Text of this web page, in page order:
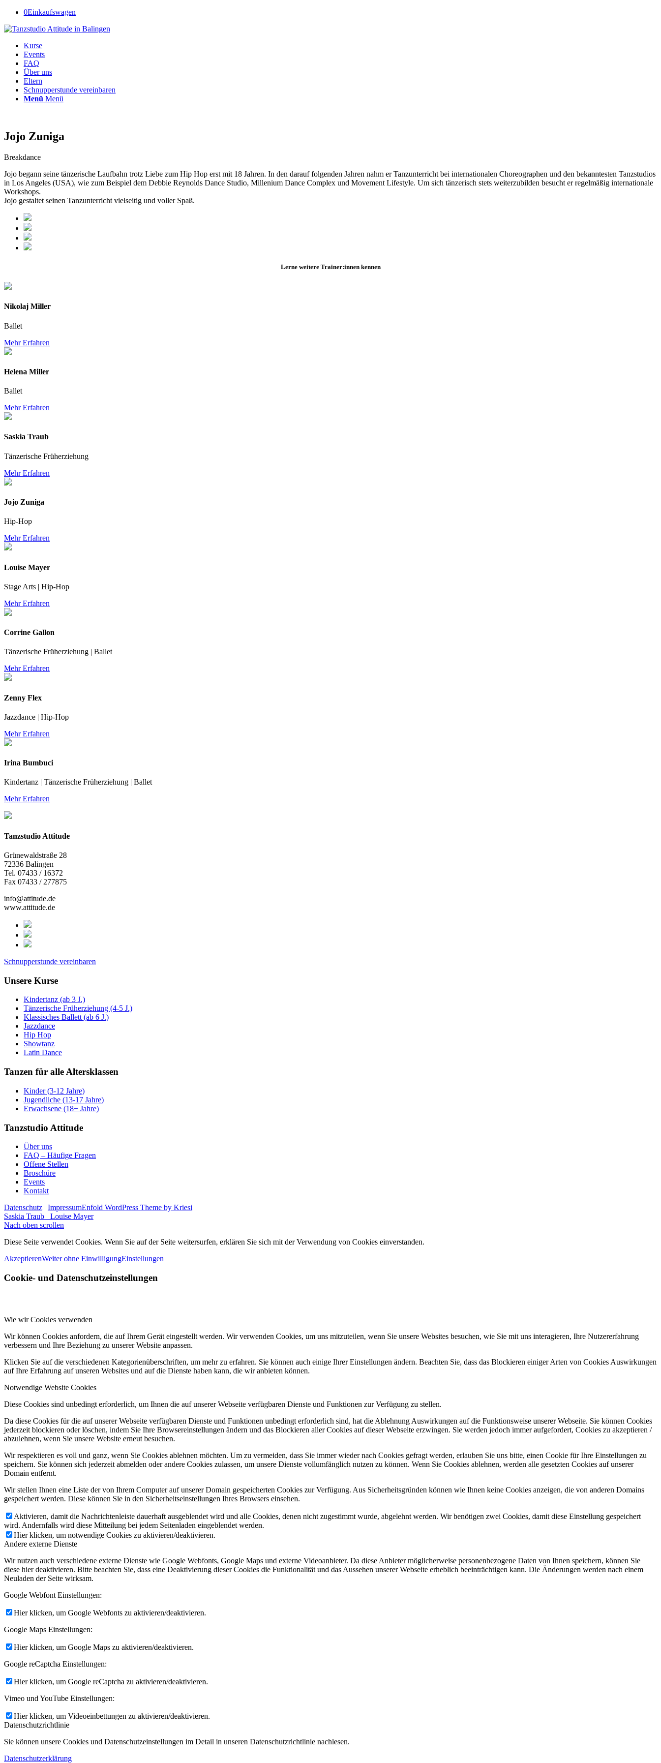
0Einkaufswagen
Kurse
Events
FAQ
Über uns
Eltern
Schnupperstunde vereinbaren
Menü Menü
Jojo Zuniga
Breakdance
Jojo begann seine tänzerische Laufbahn trotz Liebe zum Hip Hop erst mit 18 Jahren. In den darauf folgenden Jahren nahm er Tanzunterricht bei internationalen Choreographen und den bekanntesten Tanzstudios
in Los Angeles (USA), wie zum Beispiel dem Debbie Reynolds Dance Studio, Millenium Dance Complex und Movement Lifestyle. Um sich tänzerisch stets weiterzubilden besucht er regelmäßig internationale
Workshops.
Jojo gestaltet seinen Tanzunterricht vielseitig und voller Spaß.
Lerne weitere Trainer:innen kennen
Nikolaj Miller
Ballet
Mehr Erfahren
Helena Miller
Ballet
Mehr Erfahren
Saskia Traub
Tänzerische Früherziehung
Mehr Erfahren
Jojo Zuniga
Hip-Hop
Mehr Erfahren
Louise Mayer
Stage Arts | Hip-Hop
Mehr Erfahren
Corrine Gallon
Tänzerische Früherziehung | Ballet
Mehr Erfahren
Zenny Flex
Jazzdance | Hip-Hop
Mehr Erfahren
Irina Bumbuci
Kindertanz | Tänzerische Früherziehung | Ballet
Mehr Erfahren
Tanzstudio Attitude
Grünewaldstraße 28
72336 Balingen
Tel. 07433 / 16372
Fax 07433 / 277875
info@attitude.de
www.attitude.de
Schnupperstunde vereinbaren
Unsere Kurse
Kindertanz (ab 3 J.)
Tänzerische Früherziehung (4-5 J.)
Klassisches Ballett (ab 6 J.)
Jazzdance
Hip Hop
Showtanz
Latin Dance
Tanzen für alle Altersklassen
Kinder (3-12 Jahre)
Jugendliche (13-17 Jahre)
Erwachsene (18+ Jahre)
Tanzstudio Attitude
Über uns
FAQ – Häufige Fragen
Offene Stellen
Broschüre
Events
Kontakt
Datenschutz | ImpressumEnfold WordPress Theme by Kriesi
Saskia Traub
Louise Mayer
Nach oben scrollen
Diese Seite verwendet Cookies. Wenn Sie auf der Seite weitersurfen, erklären Sie sich mit der Verwendung von Cookies einverstanden.
AkzeptierenWeiter ohne EinwilligungEinstellungen
Cookie- und Datenschutzeinstellungen
Wie wir Cookies verwenden
Wir können Cookies anfordern, die auf Ihrem Gerät eingestellt werden. Wir verwenden Cookies, um uns mitzuteilen, wenn Sie unsere Websites besuchen, wie Sie mit uns interagieren, Ihre Nutzererfahrung
verbessern und Ihre Beziehung zu unserer Website anpassen.
Klicken Sie auf die verschiedenen Kategorienüberschriften, um mehr zu erfahren. Sie können auch einige Ihrer Einstellungen ändern. Beachten Sie, dass das Blockieren einiger Arten von Cookies Auswirkungen
auf Ihre Erfahrung auf unseren Websites und auf die Dienste haben kann, die wir anbieten können.
Notwendige Website Cookies
Diese Cookies sind unbedingt erforderlich, um Ihnen die auf unserer Webseite verfügbaren Dienste und Funktionen zur Verfügung zu stellen.
Da diese Cookies für die auf unserer Webseite verfügbaren Dienste und Funktionen unbedingt erforderlich sind, hat die Ablehnung Auswirkungen auf die Funktionsweise unserer Webseite. Sie können Cookies
jederzeit blockieren oder löschen, indem Sie Ihre Browsereinstellungen ändern und das Blockieren aller Cookies auf dieser Webseite erzwingen. Sie werden jedoch immer aufgefordert, Cookies zu akzeptieren /
abzulehnen, wenn Sie unsere Website erneut besuchen.
Wir respektieren es voll und ganz, wenn Sie Cookies ablehnen möchten. Um zu vermeiden, dass Sie immer wieder nach Cookies gefragt werden, erlauben Sie uns bitte, einen Cookie für Ihre Einstellungen zu
speichern. Sie können sich jederzeit abmelden oder andere Cookies zulassen, um unsere Dienste vollumfänglich nutzen zu können. Wenn Sie Cookies ablehnen, werden alle gesetzten Cookies auf unserer
Domain entfernt.
Wir stellen Ihnen eine Liste der von Ihrem Computer auf unserer Domain gespeicherten Cookies zur Verfügung. Aus Sicherheitsgründen können wie Ihnen keine Cookies anzeigen, die von anderen Domains
gespeichert werden. Diese können Sie in den Sicherheitseinstellungen Ihres Browsers einsehen.
Aktivieren, damit die Nachrichtenleiste dauerhaft ausgeblendet wird und alle Cookies, denen nicht zugestimmt wurde, abgelehnt werden. Wir benötigen zwei Cookies, damit diese Einstellung gespeichert
wird. Andernfalls wird diese Mitteilung bei jedem Seitenladen eingeblendet werden.
Hier klicken, um notwendige Cookies zu aktivieren/deaktivieren.
Andere externe Dienste
Wir nutzen auch verschiedene externe Dienste wie Google Webfonts, Google Maps und externe Videoanbieter. Da diese Anbieter möglicherweise personenbezogene Daten von Ihnen speichern, können Sie
diese hier deaktivieren. Bitte beachten Sie, dass eine Deaktivierung dieser Cookies die Funktionalität und das Aussehen unserer Webseite erheblich beeinträchtigen kann. Die Änderungen werden nach einem
Neuladen der Seite wirksam.
Google Webfont Einstellungen:
Hier klicken, um Google Webfonts zu aktivieren/deaktivieren.
Google Maps Einstellungen:
Hier klicken, um Google Maps zu aktivieren/deaktivieren.
Google reCaptcha Einstellungen:
Hier klicken, um Google reCaptcha zu aktivieren/deaktivieren.
Vimeo und YouTube Einstellungen:
Hier klicken, um Videoeinbettungen zu aktivieren/deaktivieren.
Datenschutzrichtlinie
Sie können unsere Cookies und Datenschutzeinstellungen im Detail in unseren Datenschutzrichtlinie nachlesen.
Datenschutzerklärung